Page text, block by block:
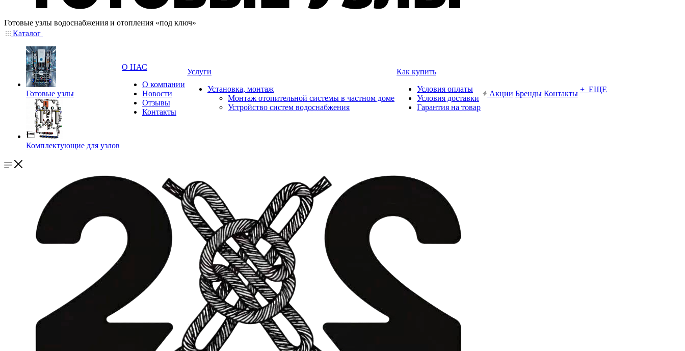
Готовые узлы водоснабжения и отопления «под ключ»
Каталог
Готовые узлы
Комплектующие для узлов
О НАС
О компании
Новости
Отзывы
Контакты
Услуги
Установка, монтаж
Монтаж отопительной системы в частном доме
Устройство систем водоснабжения
Как купить
Условия оплаты
Условия доставки
Гарантия на товар
Акции Бренды Контакты + ЕЩЕ